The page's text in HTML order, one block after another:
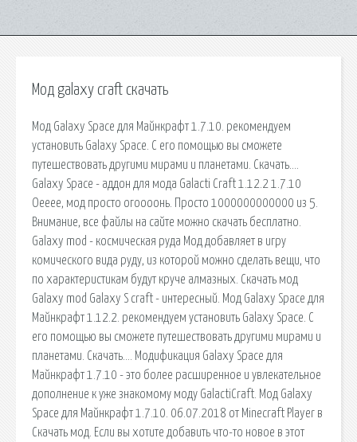
Мод galaxy craft скачать
Мод Galaxy Space для Майнкрафт 1.7.10. рекомендуем
установить Galaxy Space. С его помощью вы сможете
путешествовать другими мирами и планетами. Скачать….
Galaxy Space - аддон для мода Galacti Craft 1.12.2 1.7.10
Оееее, мод просто огоооонь. Просто 1000000000000 из 5.
Внимание, все файлы на сайте можно скачать бесплатно.
Galaxy mod - космическая руда Мод добавляет в игру
комического вида руду, из которой можно сделать вещи, что
по характеристикам будут круче алмазных. Скачать мод
Galaxy mod Galaxy S craft - интересный. Мод Galaxy Space для
Майнкрафт 1.12.2. рекомендуем установить Galaxy Space. С
его помощью вы сможете путешествовать другими мирами и
планетами. Скачать…. Модификация Galaxy Space для
Майнкрафт 1.7.10 - это более расширенное и увлекательное
дополнение к уже знакомому моду GalactiCraft. Мод Galaxy
Space для Майнкрафт 1.7.10. 06.07.2018 от Minecraft Player в
Скачать мод. Если вы хотите добавить что-то новое в этот